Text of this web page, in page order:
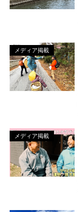
メディア掲載
メディア掲載